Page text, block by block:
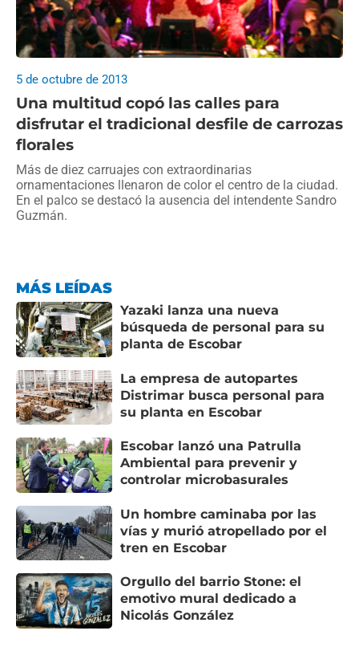
Una multitud copó las calles para
disfrutar el tradicional desfile de carrozas
florales
5 de octubre de 2013
Más de diez carruajes con extraordinarias
ornamentaciones llenaron de color el centro de la ciudad.
En el palco se destacó la ausencia del intendente Sandro
Guzmán.
MÁS LEÍDAS
Yazaki lanza una nueva
búsqueda de personal para su
planta de Escobar
La empresa de autopartes
Distrimar busca personal para
su planta en Escobar
Escobar lanzó una Patrulla
Ambiental para prevenir y
controlar microbasurales
Un hombre caminaba por las
vías y murió atropellado por el
tren en Escobar
Orgullo del barrio Stone: el
emotivo mural dedicado a
Nicolás González